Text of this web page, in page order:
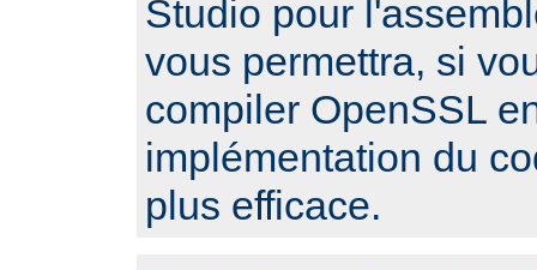
Studio pour
vous permettra, si
compiler OpenSSL
implémentation du
plus efficace.